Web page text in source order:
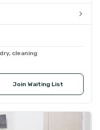
cleaning
Join Waiting List